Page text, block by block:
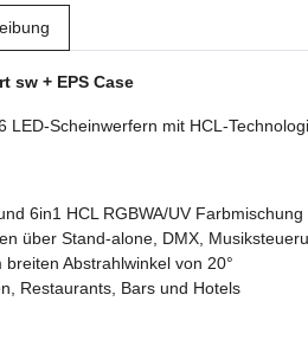
sw + EPS Case
LED-Scheinwerfern mit HCL-
6in1 HCL RGBWA/UV Farbmischung
über Stand-alone, DMX,
Abstrahlwinkel von 20°
Restaurants, Bars und Hotels